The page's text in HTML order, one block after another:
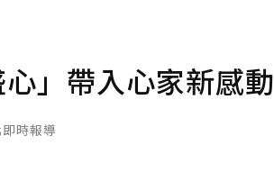
」帶入心家新感動
時報導